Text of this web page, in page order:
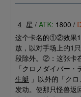
4 星 / ATK: 1800 /
这个卡名的①②效果1
放，以对手场上的1
段除外。②：这张卡
「クロノダイバー
生艇 」以外的「ク
发动。使那只怪兽返